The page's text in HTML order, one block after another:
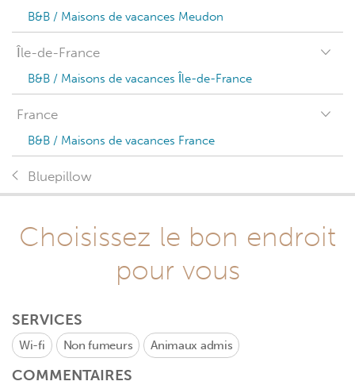
B&B / Maisons de vacances Meudon
Île-de-France
B&B / Maisons de vacances Île-de-France
France
B&B / Maisons de vacances France
Bluepillow
Choisissez le bon endroit
pour vous
SERVICES
Wi-fi Non fumeurs Animaux admis
COMMENTAIRES